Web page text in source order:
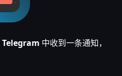
Telegram 中收到一条通知，